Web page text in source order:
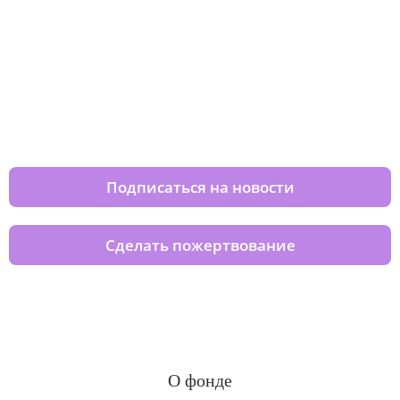
Подписаться на новости
Сделать пожертвование
О фонде